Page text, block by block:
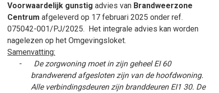
Voorwaardelijk gunstig advies van Brandweerzone
Centrum afgeleverd op 17 februari 2025 onder ref.
075042-001/PJ/2025. Het integrale advies kan worden
nagelezen op het Omgevingsloket.
Samenvatting:
-
De zorgwoning moet in zijn geheel EI 60
brandwerend afgesloten zijn van de hoofdwoning.
Alle verbindingsdeuren zijn branddeuren EI1 30. De